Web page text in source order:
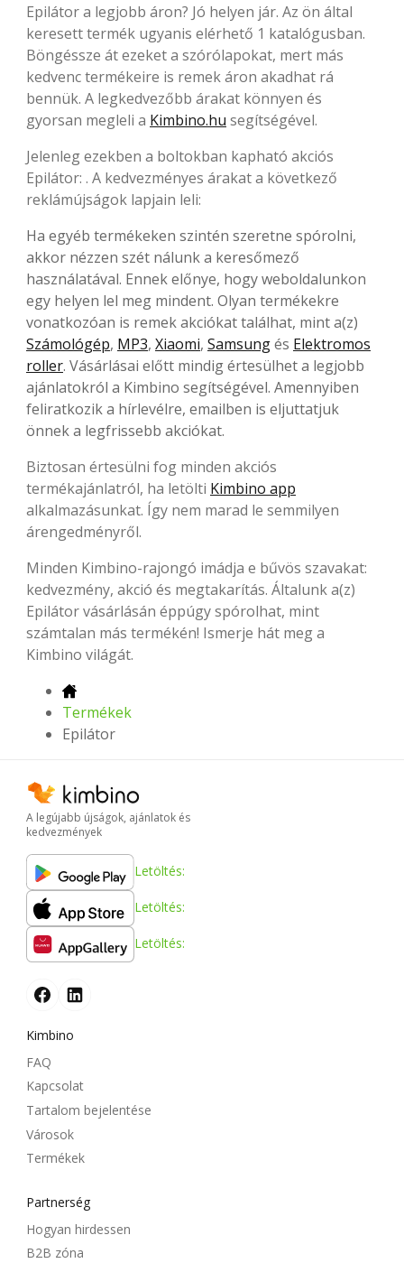
Epilátor a legjobb áron? Jó helyen jár. Az ön által
keresett termék ugyanis elérhető 1 katalógusban.
Böngéssze át ezeket a szórólapokat, mert más
kedvenc termékeire is remek áron akadhat rá
bennük. A legkedvezőbb árakat könnyen és
gyorsan megleli a Kimbino.hu segítségével.
Jelenleg ezekben a boltokban kapható akciós
Epilátor: . A kedvezményes árakat a következő
reklámújságok lapjain leli:
Ha egyéb termékeken szintén szeretne spórolni,
akkor nézzen szét nálunk a keresőmező
használatával. Ennek előnye, hogy weboldalunkon
egy helyen lel meg mindent. Olyan termékekre
vonatkozóan is remek akciókat találhat, mint a(z)
Számológép, MP3, Xiaomi, Samsungés Elektromos
roller. Vásárlásai előtt mindig értesülhet a legjobb
ajánlatokról a Kimbino segítségével. Amennyiben
feliratkozik a hírlevélre, emailben is eljuttatjuk
önnek a legfrissebb akciókat.
Biztosan értesülni fog minden akciós
termékajánlatról, ha letölti Kimbino app
alkalmazásunkat. Így nem marad le semmilyen
árengedményről.
Minden Kimbino-rajongó imádja e bűvös szavakat:
kedvezmény, akció és megtakarítás. Általunk a(z)
Epilátor vásárlásán éppúgy spórolhat, mint
számtalan más termékén! Ismerje hát meg a
Kimbino világát.
Termékek
Epilátor
A legújabb újságok, ajánlatok és
kedvezmények
Letöltés:
Letöltés:
Letöltés:
Kimbino
FAQ
Kapcsolat
Tartalom bejelentése
Városok
Termékek
Partnerség
Hogyan hirdessen
B2B zóna